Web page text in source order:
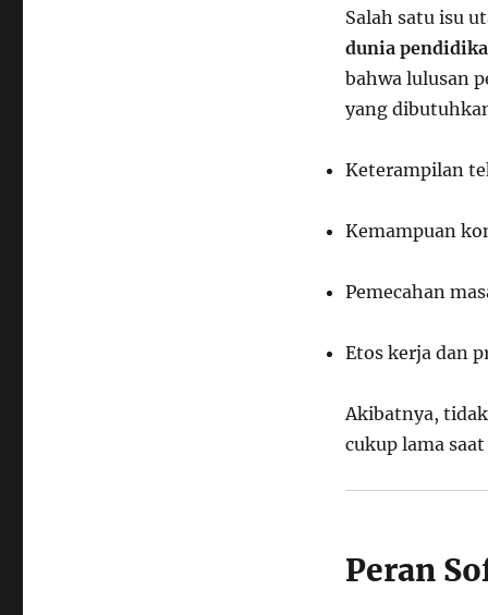
Salah satu isu
dunia
bahwa lulusan
yang
Keterampilan
Kemampuan
Pemecahan
Etos kerja dan
Akibatnya,
cukup lama
Peran